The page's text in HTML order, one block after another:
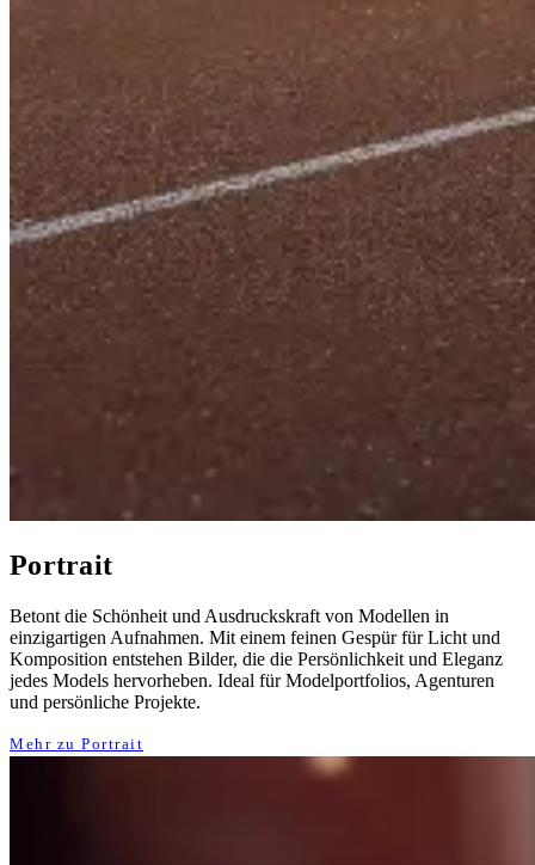
Portrait
Betont die Schönheit und Ausdruckskraft von Modellen in
einzigartigen Aufnahmen. Mit einem feinen Gespür für Licht und
Komposition entstehen Bilder, die die Persönlichkeit und Eleganz
jedes Models hervorheben. Ideal für Modelportfolios, Agenturen
und persönliche Projekte.
Mehr zu Portrait